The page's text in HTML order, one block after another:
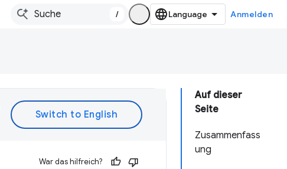
/ Anmelden
Auf dieser
Seite
Zusammenfass
ung
War das hilfreich?